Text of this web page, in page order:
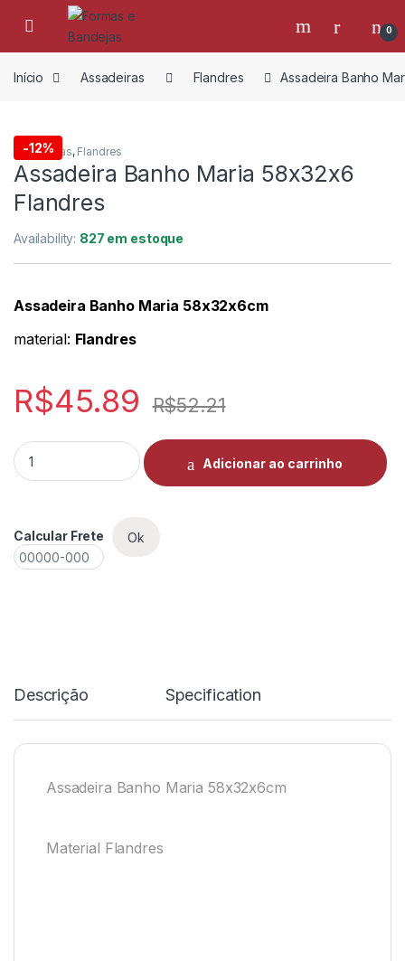
Skip to navigation
Skip to content
Open 0
Início Assadeiras Flandres Assadeira Banho
-12%
Assadeiras, Flandres
Assadeira Banho Maria 58x32x6
Flandres
Availability: 827 em estoque
Assadeira Banho Maria 58x32x6cm
material: Flandres
R$45.89 R$52.21
Assadeira Banho Maria 58x32x6 Flandres quantity
Adicionar ao carrinho
Calcular Frete Ok
Descrição Specification
Assadeira Banho Maria 58x32x6cm
Material Flandres